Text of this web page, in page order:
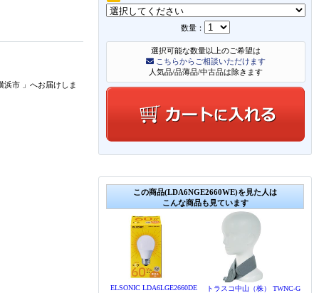
数量：
選択可能な数量以上のご希望は
こちらからご相談いただけます
人気品/品薄品/中古品は除きます
この商品(LDA6NGE2660WE)を見た人は
こんな商品も見ています
ELSONIC LDA6LGE2660DE
トラスコ中山（株） TWNC-G
浜市 」 へお届けしま